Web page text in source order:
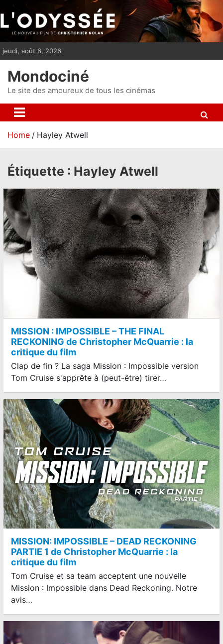
i
p
t
n
t
jeudi, août 6, 2026
Mondociné
Le site des amoureux de tous les cinémas
Home Hayley Atwell
Étiquette : Hayley Atwell
MISSION : IMPOSSIBLE – THE FINAL
RECKONING de Christopher McQuarrie : la
critique du film
Clap de fin ? La saga Mission : Impossible version
Tom Cruise s'apprête à (peut-être) tirer…
MISSION: IMPOSSIBLE – DEAD RECKONING
PARTIE 1 de Christopher McQuarrie : la
critique du film
Tom Cruise et sa team acceptent une nouvelle
Mission : Impossible dans Dead Reckoning. Notre
avis…